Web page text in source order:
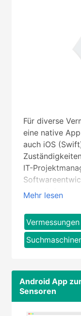
Für diverse
eine native
auch iOS
IT-
Mehr lesen
Vermessungen
Android App
Sensoren